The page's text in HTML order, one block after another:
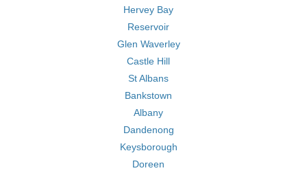
Hervey Bay
Reservoir
Glen Waverley
Castle Hill
St Albans
Bankstown
Albany
Dandenong
Keysborough
Doreen